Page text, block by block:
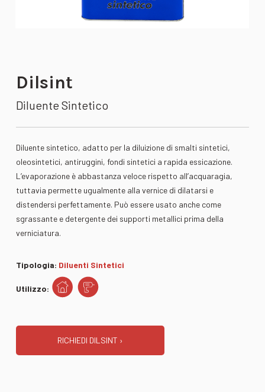
Dilsint
Diluente Sintetico
Diluente sintetico, adatto per la diluizione di smalti sintetici,
oleosintetici, antiruggini, fondi sintetici a rapida essicazione.
L’evaporazione è abbastanza veloce rispetto all’acquaragia,
tuttavia permette ugualmente alla vernice di dilatarsi e
distendersi perfettamente. Può essere usato anche come
sgrassante e detergente dei supporti metallici prima della
verniciatura.
Tipologia: Diluenti Sintetici
Utilizzo:
RICHIEDI DILSINT ›